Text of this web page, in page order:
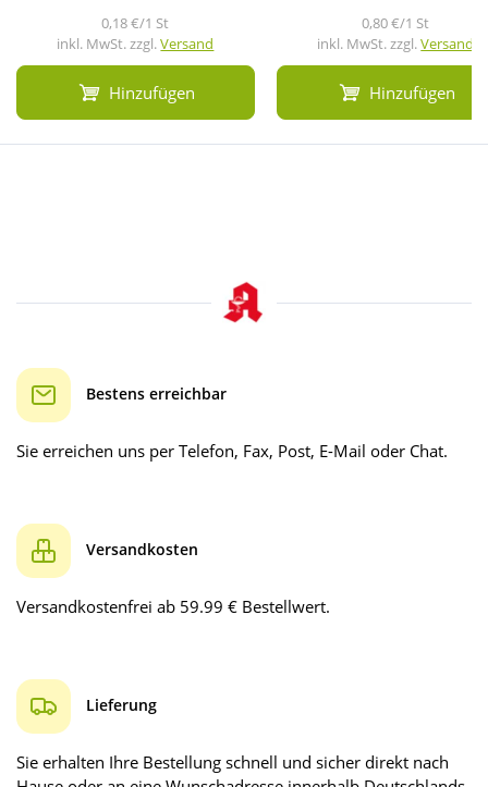
0,18 €/1 St
inkl. MwSt. zzgl.Versand
Hinzufügen
0,80 €/1 St
inkl. MwSt. zzgl.Versand
Hinzufügen
Bestens erreichbar
Sie erreichen uns per Telefon, Fax, Post, E-Mail oder Chat.
Versandkosten
Versandkostenfrei ab 59.99 € Bestellwert.
Lieferung
Sie erhalten Ihre Bestellung schnell und sicher direkt nach